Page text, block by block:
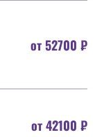
от 52700 ₽
от 42100 ₽